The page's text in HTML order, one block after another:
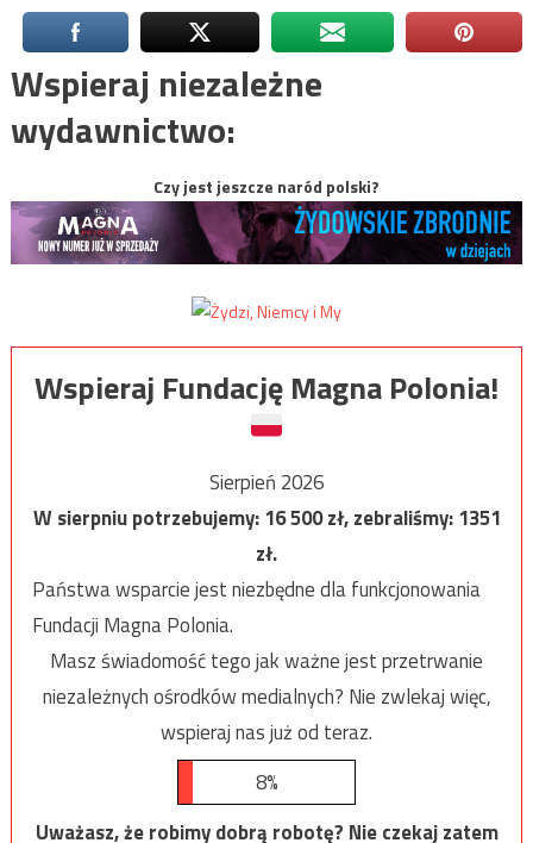
Wspieraj niezależne
wydawnictwo:
Czy jest jeszcze naród polski?
Wspieraj Fundację Magna Polonia!
Sierpień 2026
W sierpniu potrzebujemy:16 500zł, zebraliśmy:1351
zł.
Państwa wsparcie jest niezbędne dla funkcjonowania
Fundacji Magna Polonia.
Masz świadomość tego jak ważne jest przetrwanie
niezależnych ośrodków medialnych? Nie zwlekaj więc,
wspieraj nas już od teraz.
8%
Uważasz, że robimy dobrą robotę? Nie czekaj zatem